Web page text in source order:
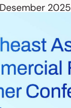
2025